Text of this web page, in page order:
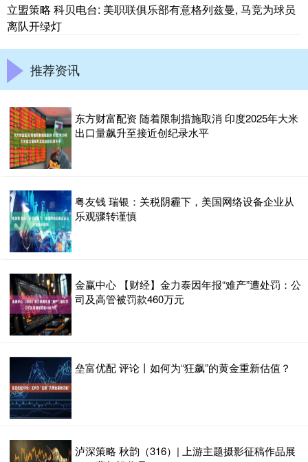
立盟策略 科贝电台: 美职联俱乐部有意格列兹曼, 马竞为球员
离队开绿灯
推荐资讯
东方财富配资 随着限制措施取消 印度2025年大米
出口量飙升至接近创纪录水平
粤友钱 瑞银：关税阴霾下，美国网络设备企业从
乐观骤转谨慎
金赢中心 【财经】金力泰因年报“难产”遭处罚：公
司及高管被罚款460万元
垒富优配 评论丨如何为“狂飙”的黄金重新估值？
泸深策略 秋韵（316）| 上游主题摄影征稿作品展